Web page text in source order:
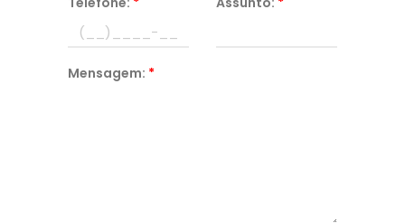
Mensagem: *